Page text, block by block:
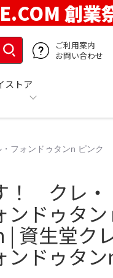
創業
ご利用案内
お問い合わせ
ストア
フォンドゥタンn ピンク
！ クレ・
ンドゥタ
| 資生堂ク
ンドゥタ